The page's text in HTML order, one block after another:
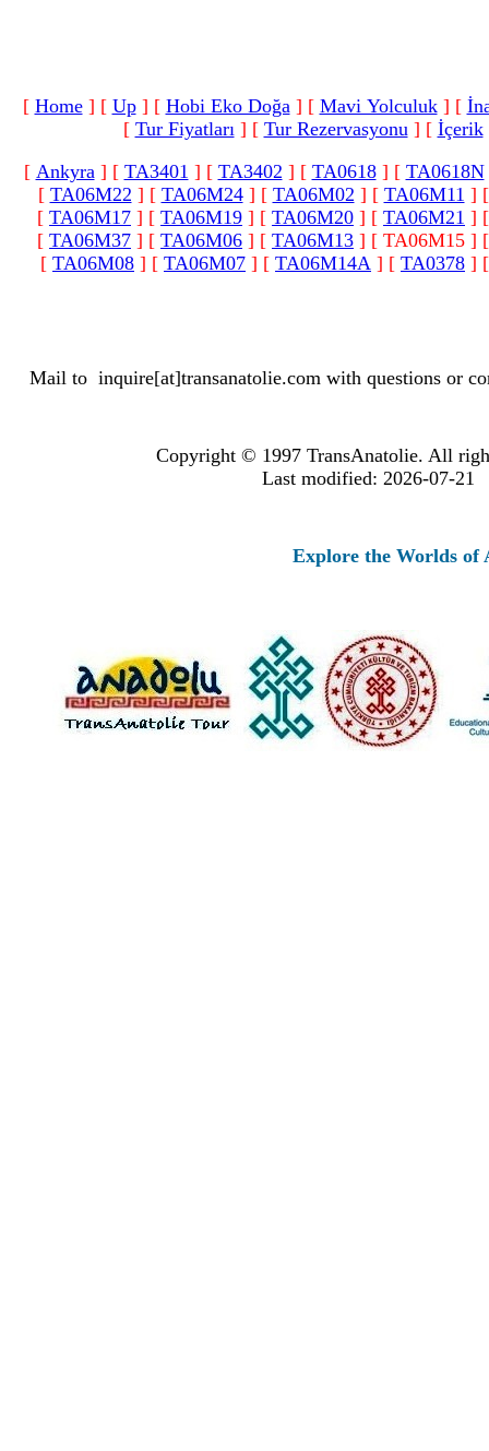
[ Home] [ Up] [ Hobi Eko Doğa] [ Mavi Yolculuk] [
[ Tur Fiyatları] [ Tur Rezervasyonu] [ İçerik
[ Ankyra] [ TA3401 ] [ TA3402 ] [ TA0618] [ TA0618N
[ TA06M22 ] [ TA06M24] [ TA06M02 ] [ TA06M11 ]
[ TA06M17 ] [ TA06M19 ] [ TA06M20 ] [ TA06M21 ]
[ TA06M37 ] [ TA06M06 ] [ TA06M13 ] [ TA06M15 ]
[ TA06M08 ] [ TA06M07 ] [ TA06M14A ] [ TA0378 ]
Mail to inquire[at]transanatolie.com with questions or
Copyright © 1997 TransAnatolie. All
Last modified: 2026-07-21
Explore the Worlds of